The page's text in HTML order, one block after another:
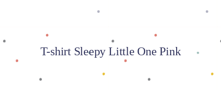
T-shirt Sleepy Little One Pink